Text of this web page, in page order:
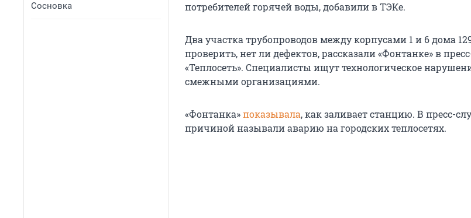
Сосновка
потребителей горячей воды, добавили в ТЭКе.
Два участка трубопроводов между корпусами 1 и 6 дома
проверить, нет ли дефектов, рассказали «Фонтанке» в
«Теплосеть». Специалисты ищут технологическое
смежными организациями.
«Фонтанка»показывала, как заливает станцию. В пресс-
причиной называли аварию на городских теплосетях.